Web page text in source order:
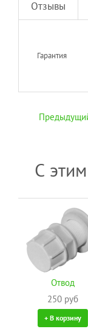
Отзывы
Гарантия
С
Отвод
250 руб
+ В корзину